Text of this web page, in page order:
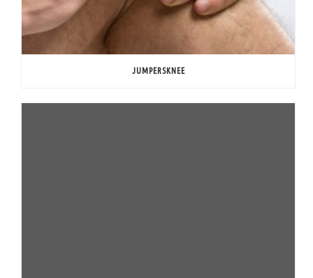
JUMPERSKNEE